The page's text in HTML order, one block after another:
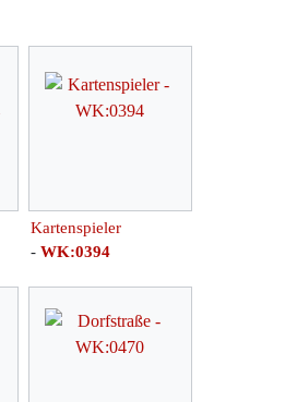
Kartenspieler
- WK:0394